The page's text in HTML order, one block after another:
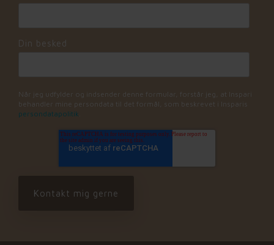
Din besked
Når jeg udfylder og indsender denne formular, forstår jeg, at Inspari
behandler mine persondata til det formål, som beskrevet i Insparis
persondatapolitik